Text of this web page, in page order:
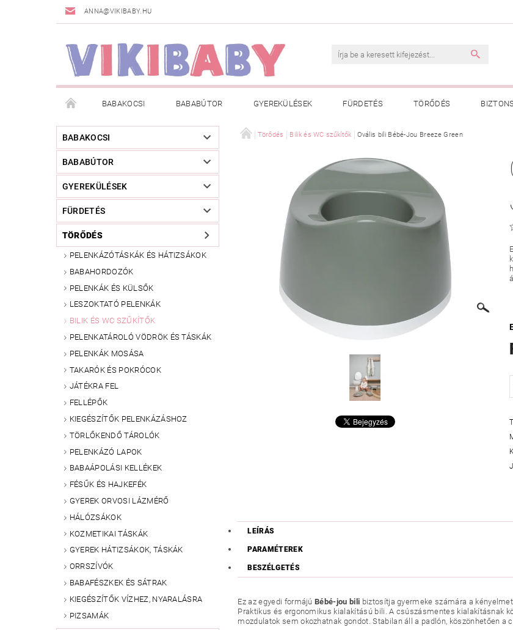
ANNA@VIKIBABY.HU
BABAKOCSI BABABÚTOR GYEREKÜLÉSEK FÜRDETÉS TÖRŐDÉS
DOGSPACE AKCIÓS TERMÉKEINK VÁSÁRLÁSI FELTÉTELEK ADATKEZELÉSI
TÖRZSVÁSÁRLÓI PROGRAM RÓLUNK A MEGFELELŐ MÉRET MEGÁLLAPÍTÁSA
BABAKOCSI
BABABÚTOR
GYEREKÜLÉSEK
FÜRDETÉS
TÖRŐDÉS
PELENKÁZÓTÁSKÁK ÉS HÁTIZSÁKOK
BABAHORDOZÓK
PELENKÁK ÉS KÜLSŐK
LESZOKTATÓ PELENKÁK
BILIK ÉS WC SZŰKÍTŐK
PELENKATÁROLÓ VÖDRÖK ÉS TÁSKÁK
PELENKÁK MOSÁSA
TAKARÓK ÉS POKRÓCOK
JÁTÉKRA FEL
FELLÉPŐK
KIEGÉSZÍTŐK PELENKÁZÁSHOZ
TÖRLŐKENDŐ TÁROLÓK
PELENKÁZÓ LAPOK
BABAÁPOLÁSI KELLÉKEK
FÉSŰK ÉS HAJKEFÉK
GYEREK ORVOSI LÁZMÉRŐ
HÁLÓZSÁKOK
KOZMETIKAI TÁSKÁK
GYEREK HÁTIZSÁKOK, TÁSKÁK
ORRSZÍVÓK
BABAFÉSZKEK ÉS SÁTRAK
KIEGÉSZÍTŐK VÍZHEZ, NYARALÁSRA
PIZSAMÁK
Törődés Bilik és WC szűkítők Ovális bili Bébé-Jou Breeze Green
LEÍRÁS
PARAMÉTEREK
BESZÉLGETÉS
Ez az egyedi formájúBébé-jou bili biztosítja gyermeke számára a
Praktikus és ergonomikus kialakítású bili. A csúszásmentes kialakításnak
mozdulatok sem okozhatnak gondot. Stabilan áll a padlón, köszönhetően a